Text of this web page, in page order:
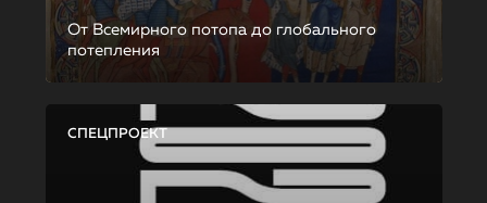
От Всемирного потопа до глобального
потепления
СПЕЦПРОЕКТ